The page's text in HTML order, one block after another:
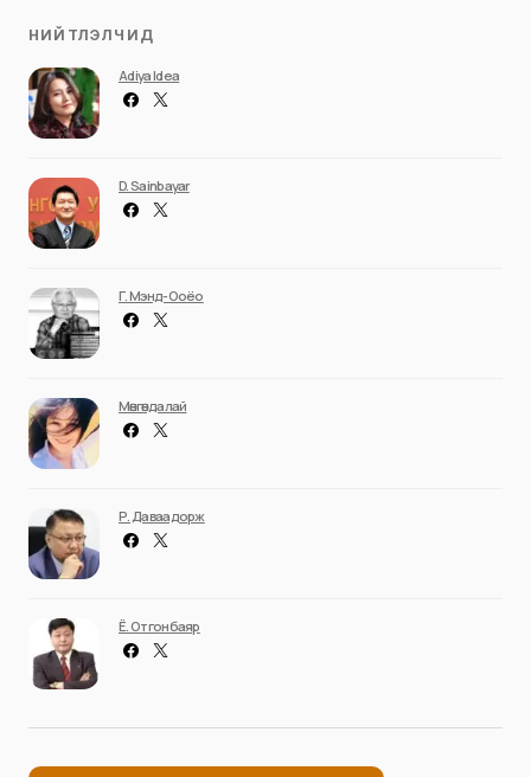
НИЙТЛЭЛЧИД
Adiya Idea
D. Sainbayar
Г. Мэнд-Ооёо
Мөнгөндалай
Р. Даваадорж
Ё. Отгонбаяр